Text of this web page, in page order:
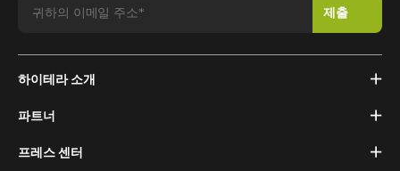
하이테라 소개
파트너
프레스 센터